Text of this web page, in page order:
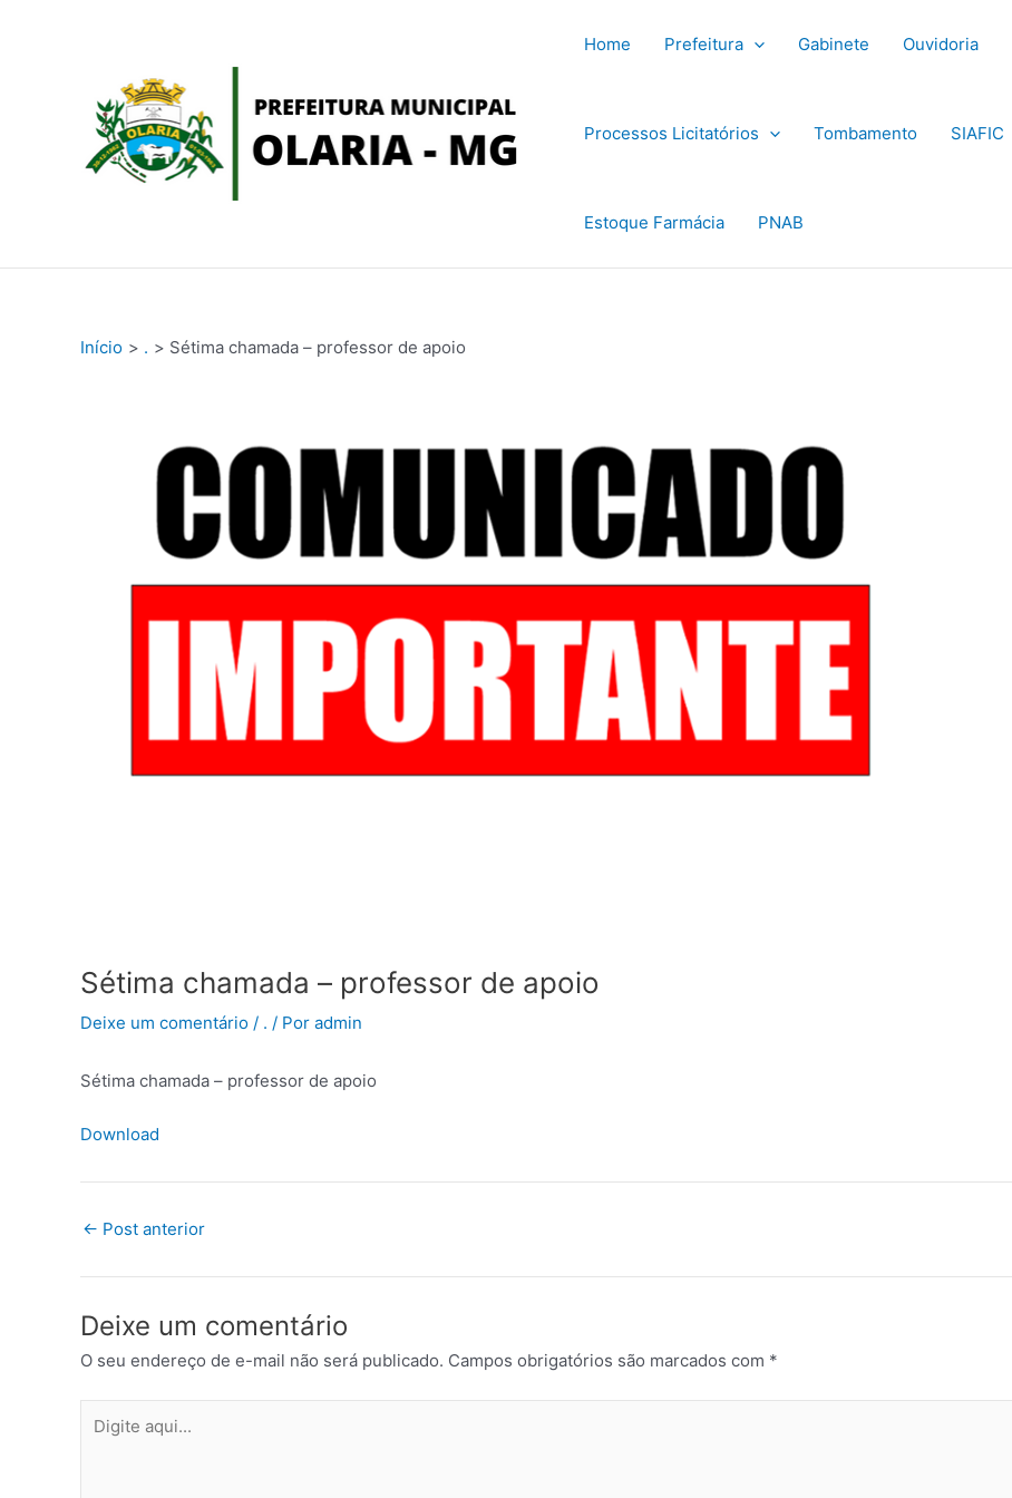
Home Prefeitura Gabinete Ouvidoria
Processos Licitatórios Tombamento SIAFIC
Estoque Farmácia PNAB
Início . Sétima chamada – professor de apoio
Sétima chamada – professor de apoio
Deixe um comentário / . / Por admin
Sétima chamada – professor de apoio
Download
← Post anterior
Deixe um comentário
O seu endereço de e-mail não será publicado. Campos obrigatórios são marcados com *
aqui...